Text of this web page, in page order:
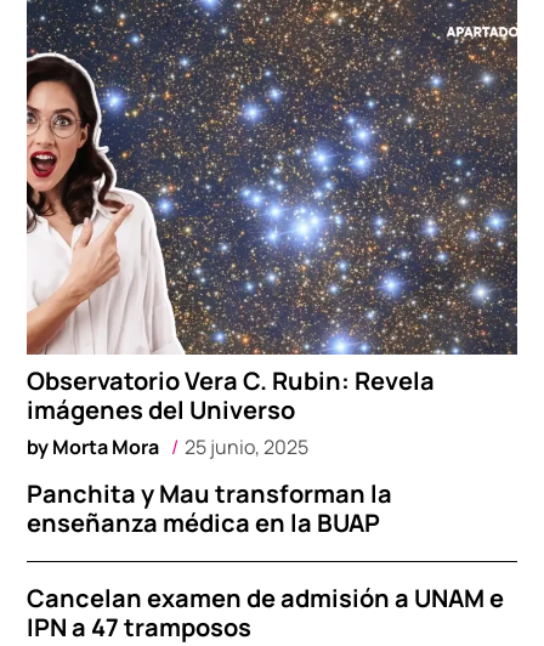
Observatorio Vera C. Rubin: Revela
imágenes del Universo
byMorta Mora 25 junio, 2025
Panchita y Mau transforman la
enseñanza médica en la BUAP
Cancelan examen de admisión a UNAM e
IPN a 47 tramposos